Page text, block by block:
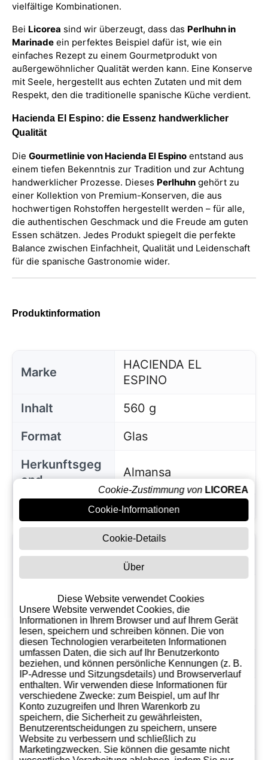
vielfältige Kombinationen.
Bei Licorea sind wir überzeugt, dass das Perlhuhn in
Marinade ein perfektes Beispiel dafür ist, wie ein
einfaches Rezept zu einem Gourmetprodukt von
außergewöhnlicher Qualität werden kann. Eine Konserve
mit Seele, hergestellt aus echten Zutaten und mit dem
Respekt, den die traditionelle spanische Küche verdient.
Hacienda El Espino: die Essenz handwerklicher
Qualität
Die Gourmetlinie von Hacienda El Espino entstand aus
einem tiefen Bekenntnis zur Tradition und zur Achtung
handwerklicher Prozesse. Dieses Perlhuhn gehört zu
einer Kollektion von Premium-Konserven, die aus
hochwertigen Rohstoffen hergestellt werden – für alle,
die authentischen Geschmack und die Freude am guten
Essen schätzen. Jedes Produkt spiegelt die perfekte
Balance zwischen Einfachheit, Qualität und Leidenschaft
für die spanische Gastronomie wider.
Produktinformation
Marke
HACIENDA EL
ESPINO
Inhalt
560 g
Format
Glas
Herkunftsgeg
end
Almansa
Präsentation Glasgefäß
Volumetrische
s Gewicht
1
Lagerung
Lichteinstrahlung an
einem kühlen
trockenen Ort
EAN
8437005048379
Land
Spanien
Preis pro
Kilogramm
21.34
Cookie-Zustimmung von LICOREA
Cookie-Informationen
Cookie-Details
Über
Diese Website verwendet Cookies
Unsere Website verwendet Cookies, die
Informationen in Ihrem Browser und auf Ihrem Gerät
lesen, speichern und schreiben können. Die von
diesen Technologien verarbeiteten Informationen
umfassen Daten, die sich auf Ihr Benutzerkonto
beziehen, und können persönliche Kennungen (z. B.
IP-Adresse und Sitzungsdetails) und Browserverlauf
enthalten. Wir verwenden diese Informationen für
verschiedene Zwecke: zum Beispiel, um auf Ihr
Konto zuzugreifen und Ihren Warenkorb zu
speichern, die Sicherheit zu gewährleisten,
Benutzerentscheidungen zu speichern, unsere
Website zu verbessern und schließlich zu
Marketingzwecken. Sie können die gesamte nicht